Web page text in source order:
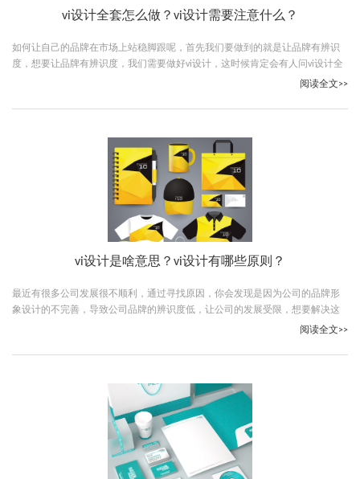
vi设计全套怎么做？vi设计需要注意什么？
如何让自己的品牌在市场上站稳脚跟呢，首先我们要做到的就是让品牌有辨识
度，想要让品牌有辨识度，我们需要做好vi设计，这时候肯定会有人问vi设计全
套怎么做？vi设计需要注意什么？下面古柏广告设计的小编就给大家解答一下。
阅读全文>>
vi设计是啥意思？vi设计有哪些原则？
最近有很多公司发展很不顺利，通过寻找原因，你会发现是因为公司的品牌形
象设计的不完善，导致公司品牌的辨识度低，让公司的发展受限，想要解决这
个问题，需要做好vi设计，下面古柏广告设计的小编给大家解答下vi设计是啥意
阅读全文>>